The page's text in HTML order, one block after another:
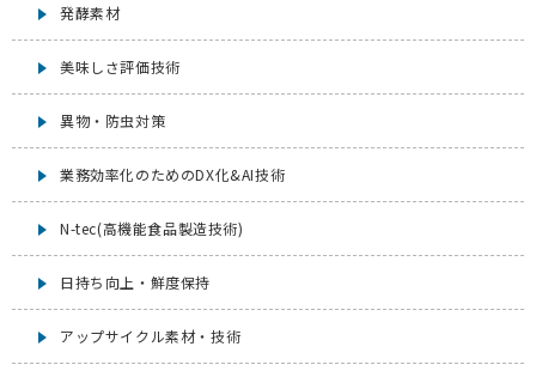
発酵素材
美味しさ評価技術
異物・防虫対策
業務効率化のためのDX化&AI技術
N-tec(高機能食品製造技術)
日持ち向上・鮮度保持
アップサイクル素材・技術